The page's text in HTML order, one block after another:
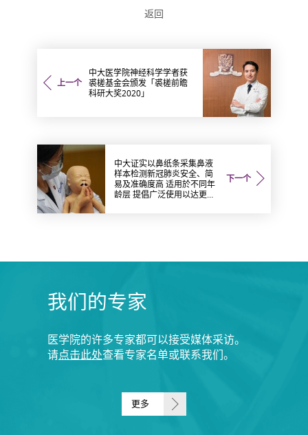
返回
上一个
中大医学院神经科学学者获
裘槎基金会颁发「裘槎前瞻
科研大奖2020」
下一个
中大证实以鼻纸条采集鼻液
样本检测新冠肺炎安全、简
易及准确度高 适用於不同年
龄层 提倡广泛使用以达更佳
我们的专家
医学院的许多专家都可以接受媒体采访。
请点击此处查看专家名单或联系我们。
更多